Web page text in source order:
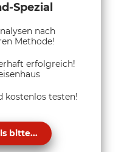
Spezial
nach
Methode!
erfolgreich!
kostenlos testen!
bitte...